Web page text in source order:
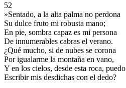
52
»Sentado, a la alta palma no perdona
Su dulce fruto mi robusta mano;
En pie, sombra capaz es mi persona
De innumerables cabras el verano.
¿Qué mucho, si de nubes se corona
Por igualarme la montaña en vano,
Y en los cielos, desde esta roca, puedo
Escribir mis desdichas con el dedo?